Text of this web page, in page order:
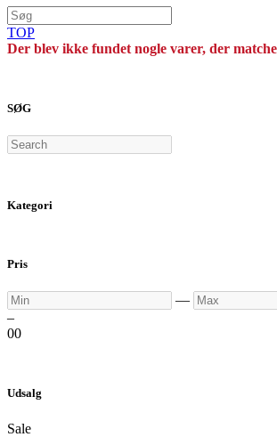
TOP
Der blev ikke fundet nogle varer, der
SØG
Search
Kategori
Pris
Min — Max
–
00
Udsalg
Sale